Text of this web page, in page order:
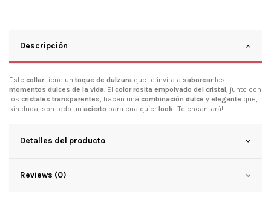
Descripción
Este collartiene un toque de dulzura que te invita a saborearlos
momentos dulces de la vida. El color rosita empolvado del cristal, junto con
los cristales transparentes, hacen una combinación dulce y elegante que,
sin duda, son todo un acierto para cualquier look. ¡Te encantará!
Detalles del producto
Reviews (0)